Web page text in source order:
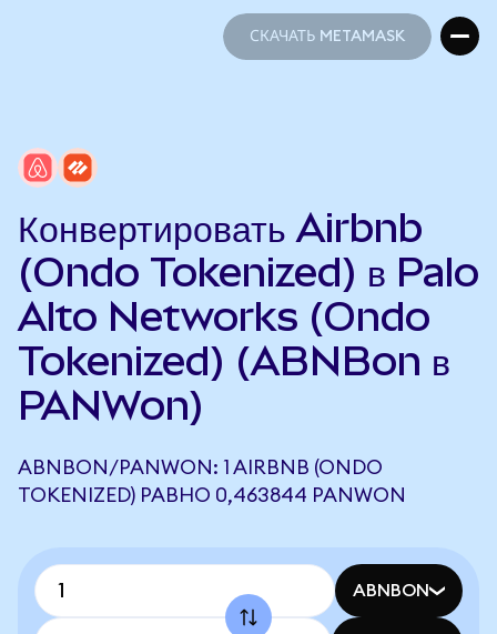
СКАЧАТЬ METAMASK
Конвертировать Airbnb
(Ondo Tokenized) в Palo
Alto Networks (Ondo
Tokenized) (ABNBon в
PANWon)
ABNBON/PANWON: 1 AIRBNB (ONDO
TOKENIZED) РАВНО 0,463844 PANWON
ABNBON